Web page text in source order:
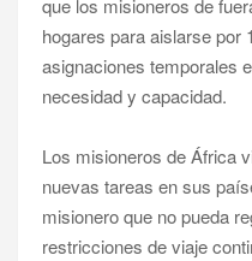
que los misioneros de
hogares para aislarse por
asignaciones temporales
necesidad y capacidad.
Los misioneros de África
nuevas tareas en sus
misionero que no pueda
restricciones de viaje